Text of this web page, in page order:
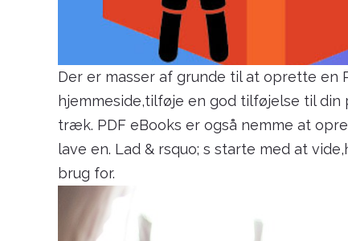
Der er masser af grunde til at oprette
hjemmeside,tilføje en god tilføjelse til
træk. PDF eBooks er også nemme at
lave en. Lad & rsquo; s starte med at
brug for.